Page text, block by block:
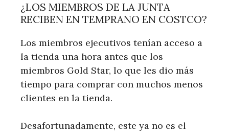
¿LOS MIEMBROS DE LA JUNTA
RECIBEN EN TEMPRANO EN COSTCO?
Los miembros ejecutivos tenían acceso a
la tienda una hora antes que los
miembros Gold Star, lo que les dio más
tiempo para comprar con muchos menos
clientes en la tienda.
Desafortunadamente, este ya no es el